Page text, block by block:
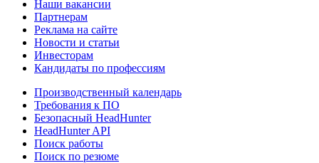
Наши вакансии
Партнерам
Реклама на сайте
Новости и статьи
Инвесторам
Кандидаты по профессиям
Производственный календарь
Требования к ПО
Безопасный HeadHunter
HeadHunter API
Поиск работы
Поиск по резюме